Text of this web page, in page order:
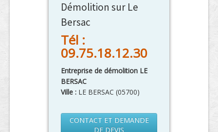
Démolition sur Le
Bersac
Tél :
09.75.18.12.30
Entreprise de démolition LE
BERSAC
Ville : LE BERSAC (05700)
CONTACT ET DEMANDE
DE DEVIS